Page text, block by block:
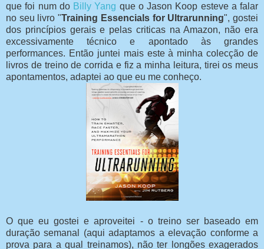
que foi num do Billy Yang que o Jason Koop esteve a falar
no seu livro "Training Essencials for Ultrarunning", gostei
dos princípios gerais e pelas criticas na Amazon, não era
excessivamente técnico e apontado às grandes
performances. Então juntei mais este à minha colecção de
livros de treino de corrida e fiz a minha leitura, tirei os meus
apontamentos, adaptei ao que eu me conheço.
O que eu gostei e aproveitei - o treino ser baseado em
duração semanal (aqui adaptamos a elevação conforme a
prova para a qual treinamos), não ter longões exagerados